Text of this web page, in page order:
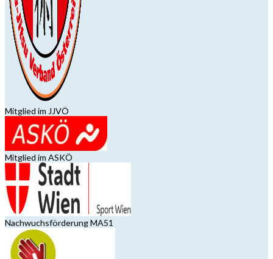
Mitglied im JJVÖ
Mitglied im ASKÖ
Nachwuchsförderung MA51